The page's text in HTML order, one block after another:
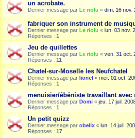
un acrobate.
Dernier message par Le riolu « dim. 16 nov.
fabriquer son instrument de
Dernier message par Le riolu « lun. 03 nov.
Réponses : 1
Jeu de quillettes
Dernier message par Le riolu « ven. 31 oct.
Réponses : 11
Chatel-sur-Moselle les Neufchatel
Dernier message par lionel « mer. 01 oct.
Réponses : 1
menuisier/ébéniste travaillant avec
Dernier message par Domi « jeu. 17 juil.
Réponses : 1
Un petit quizz
Dernier message par obelix « lun. 14 juil.
Réponses : 17